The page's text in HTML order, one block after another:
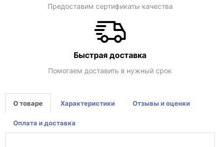
Предоставим сертификаты качества
Быстрая доставка
Помогаем доставить в нужный срок
О товаре Характеристики Отзывы и оценки
Оплата и доставка